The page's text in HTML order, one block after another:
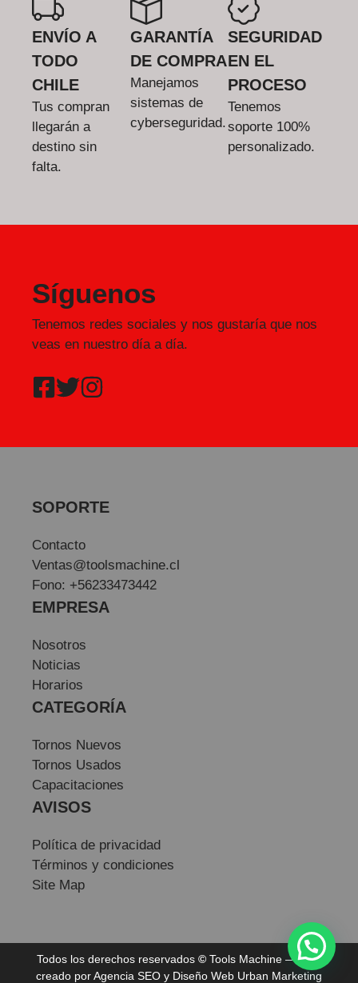
ENVÍO A
TODO
CHILE
Tus compran
llegarán a
destino sin
falta.
GARANTÍA
DE COMPRA
Manejamos
sistemas de
cyberseguridad.
SEGURIDAD
EN EL
PROCESO
Tenemos
soporte 100%
personalizado.
Síguenos
Tenemos redes sociales y nos gustaría que nos
veas en nuestro día a día.
SOPORTE
Contacto
Ventas@toolsmachine.cl
Fono: +56233473442
EMPRESA
Nosotros
Noticias
Horarios
CATEGORÍA
Tornos Nuevos
Tornos Usados
Capacitaciones
AVISOS
Política de privacidad
Términos y condiciones
Site Map
Todos los derechos reservados © Tools Machine — Sitio
creado porAgencia SEO y Diseño Web Urban Marketing